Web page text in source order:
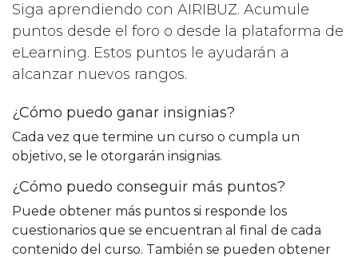
Siga aprendiendo con AIRIBUZ. Acumule
puntos desde el foro o desde la plataforma de
eLearning. Estos puntos le ayudarán a
alcanzar nuevos rangos.
¿Cómo puedo ganar insignias?
Cada vez que termine un curso o cumpla un
objetivo, se le otorgarán insignias.
¿Cómo puedo conseguir más puntos?
Puede obtener más puntos si responde los
cuestionarios que se encuentran al final de cada
contenido del curso. También se pueden obtener